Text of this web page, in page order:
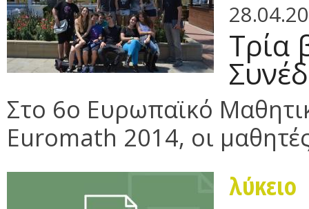
Τρία
Στο 6ο Ευρωπαϊκό
Euromath 2014, οι
λύκειο